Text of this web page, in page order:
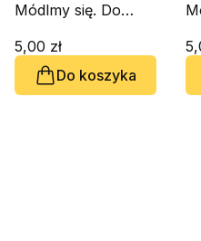
Módlmy się. Do
Śląskiej
5,00 zł
Do koszyka